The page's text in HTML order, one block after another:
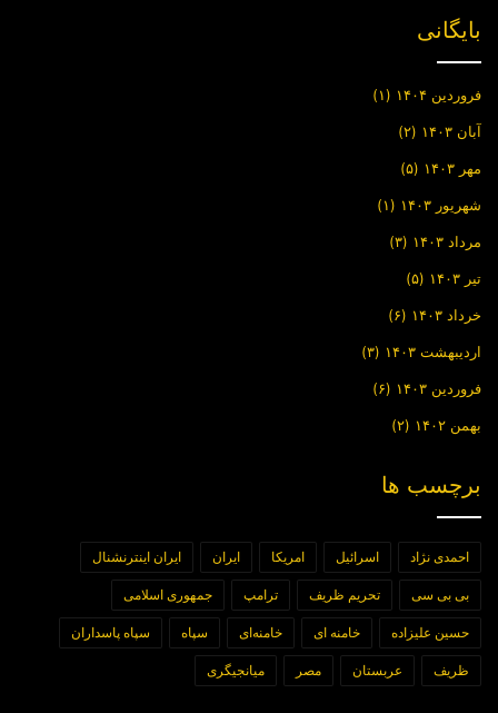
بایگانی
فروردین ۱۴۰۴ (۱)
آبان ۱۴۰۳ (۲)
مهر ۱۴۰۳ (۵)
شهریور ۱۴۰۳ (۱)
مرداد ۱۴۰۳ (۳)
تیر ۱۴۰۳ (۵)
خرداد ۱۴۰۳ (۶)
اردیبهشت ۱۴۰۳ (۳)
فروردین ۱۴۰۳ (۶)
بهمن ۱۴۰۲ (۲)
برچسب ها
احمدی نژاد اسرائیل امریکا ایران ایران اینترنشنال
بی بی سی تحریم ظریف ترامپ جمهوری اسلامی
حسین علیزاده خامنه ای خامنه‌ای سپاه سپاه پاسداران
ظریف عربستان مصر میانجیگری